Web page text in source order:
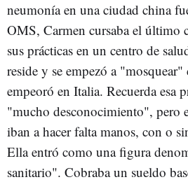
neumonía en una ciudad china
OMS, Carmen cursaba el último
sus prácticas en un centro de
reside y se empezó a
empeoró en Italia. Recuerda esa
"mucho desconocimiento", pero
iban a hacer falta manos, con o
Ella entró como una figura
sanitario". Cobraba un sueldo